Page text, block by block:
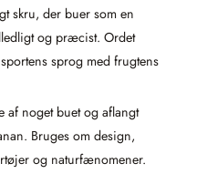
skru, der buer som en
og præcist. Ordet
sprog med frugtens
af noget buet og aflangt
Bruges om design,
og naturfænomener.